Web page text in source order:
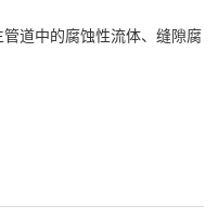
道中的腐蚀性流体、缝隙腐